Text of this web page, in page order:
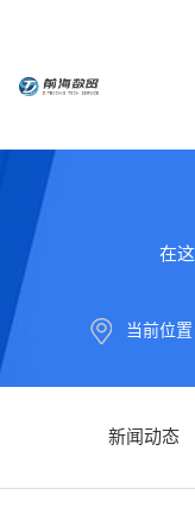
在
当前位置
新闻动态